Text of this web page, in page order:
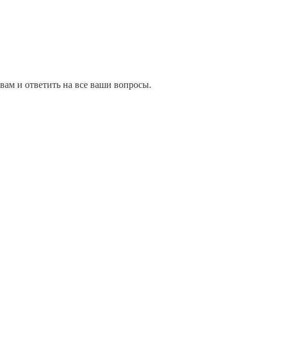
и ответить на все ваши вопросы.